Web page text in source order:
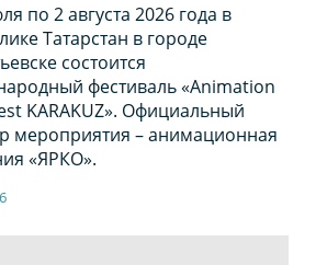
по 2 августа 2026 года в
Татарстан в городе
состоится
фестиваль «Animation
KARAKUZ». Официальный
мероприятия – анимационная
«ЯРКО».